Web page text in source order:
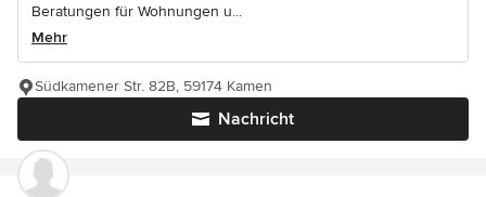
Beratungen für Wohnungen u...
Mehr
Nachricht
Südkamener Str. 82B, 59174 Kamen